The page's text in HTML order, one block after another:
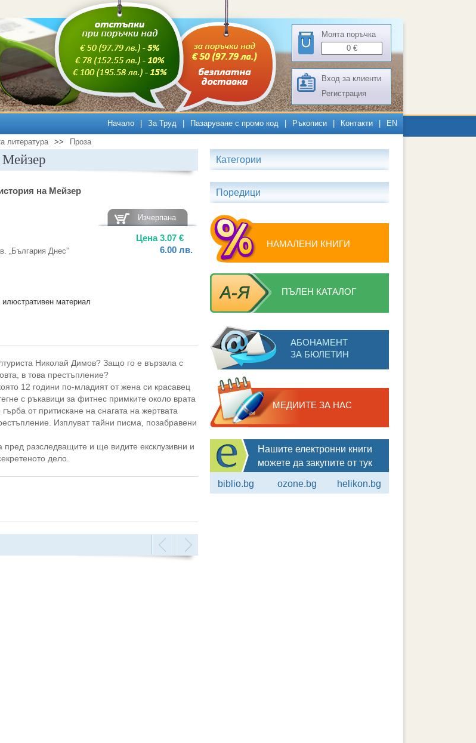
Моята поръчка
0 €
Вход за клиенти
Регистрация
Начало За Труд Пазаруване с промо код Ръкописи Контакти EN
литература >> Проза
Мейзер
на Мейзер
„България Днес”
материал
Изчерпана
Цена3.07 €
6.00 лв.
Николай Димов? Защо го е вързала с
в това престъпление?
12 години по-младият от жена си красавец
с ръкавици за фитнес примките около врата
от притискане на снагата на жертвата
Изплуват тайни писма, позабравени
пред разследващите и ще видите ексклузивни и
дело.
Категории
Поредици
НАМАЛЕНИ КНИГИ
ПЪЛЕН КАТАЛОГ
АБОНАМЕНТ
ЗА БЮЛЕТИН
МЕДИИТЕ ЗА НАС
Нашите електронни книги
можете да закупите от тук
biblio.bg ozone.bg helikon.bg